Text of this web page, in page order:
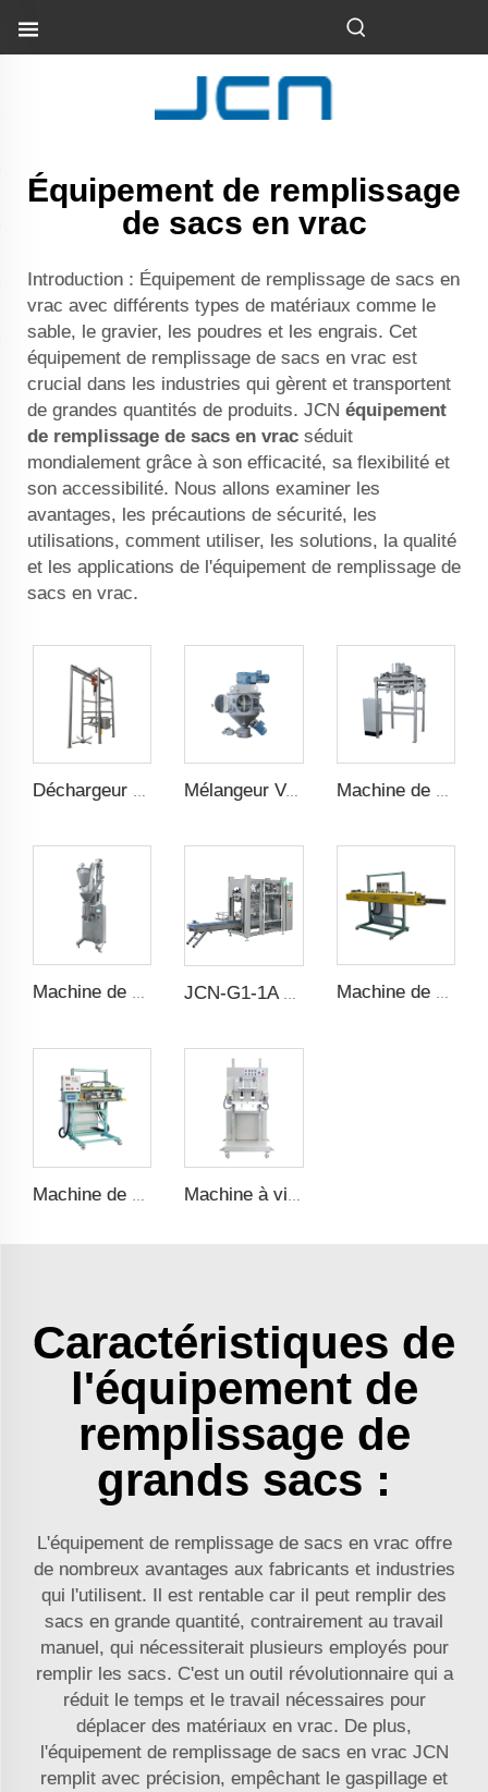
Équipement de remplissage
de sacs en vrac
Introduction : Équipement de remplissage de sacs en
vrac avec différents types de matériaux comme le
sable, le gravier, les poudres et les engrais. Cet
équipement de remplissage de sacs en vrac est
crucial dans les industries qui gèrent et transportent
de grandes quantités de produits. JCN équipement
de remplissage de sacs en vrac séduit
mondialement grâce à son efficacité, sa flexibilité et
son accessibilité. Nous allons examiner les
avantages, les précautions de sécurité, les
utilisations, comment utiliser, les solutions, la qualité
et les applications de l'équipement de remplissage de
sacs en vrac.
Déchargeur de sacs en vrac Mélangeur Vertical à Haut Rendement Machine de Remplissage de Sac en Vrac
JCN-G1-1A Déposeur de Sacs Automatique
Caractéristiques de
l'équipement de
remplissage de
grands sacs :
L'équipement de remplissage de sacs en vrac offre
de nombreux avantages aux fabricants et industries
qui l'utilisent. Il est rentable car il peut remplir des
sacs en grande quantité, contrairement au travail
manuel, qui nécessiterait plusieurs employés pour
remplir les sacs. C'est un outil révolutionnaire qui a
réduit le temps et le travail nécessaires pour
déplacer des matériaux en vrac. De plus,
l'équipement de remplissage de sacs en vrac JCN
remplit avec précision, empêchant le gaspillage et